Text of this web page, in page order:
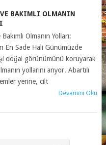
BAKIMLI OLMANIN
Olmanın Yolları:
En Sade Hali Günümüzde
doğal görünümünü koruyarak
yollarını arıyor. Abartılı
yerine, cilt
Devamını Oku